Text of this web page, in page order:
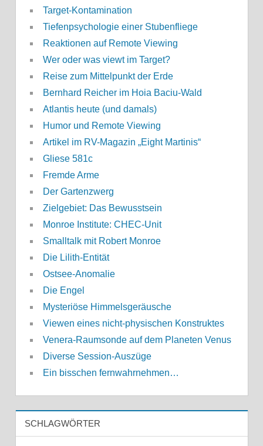
Target-Kontamination
Tiefenpsychologie einer Stubenfliege
Reaktionen auf Remote Viewing
Wer oder was viewt im Target?
Reise zum Mittelpunkt der Erde
Bernhard Reicher im Hoia Baciu-Wald
Atlantis heute (und damals)
Humor und Remote Viewing
Artikel im RV-Magazin „Eight Martinis“
Gliese 581c
Fremde Arme
Der Gartenzwerg
Zielgebiet: Das Bewusstsein
Monroe Institute: CHEC-Unit
Smalltalk mit Robert Monroe
Die Lilith-Entität
Ostsee-Anomalie
Die Engel
Mysteriöse Himmelsgeräusche
Viewen eines nicht-physischen Konstruktes
Venera-Raumsonde auf dem Planeten Venus
Diverse Session-Auszüge
Ein bisschen fernwahrnehmen…
SCHLAGWÖRTER